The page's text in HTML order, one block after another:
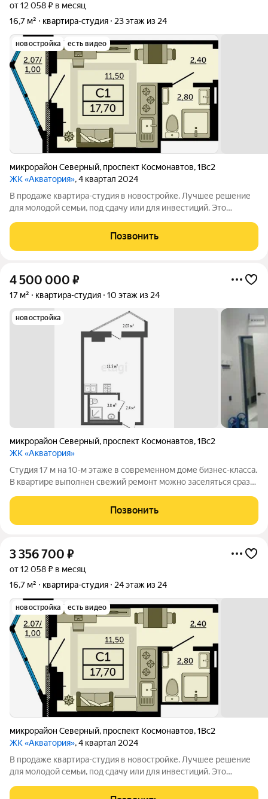
от 12 058 ₽ в месяц
16,7 м²
квартира-студия 23 этаж из 24
новостройка есть видео
микрорайон Северный, проспект Космонавтов,1Вс2
ЖК «Акватория», 4 квартал 2024
В продаже квартира-студия в новостройке. Лучшее решение
для молодой семьи, под сдачу или для инвестиций. Это
функциональное пространство для жизни. Вся площадь будет
использована максимально
Позвонить
4 500 000 ₽
17 м² квартира-студия 10 этаж из 24
новостройка
микрорайон Северный, проспект Космонавтов,1Вс2
ЖК «Акватория»
Студия 17 м на 10-м этаже в современном доме бизнес-класса.
В квартире выполнен свежий ремонт можно заселяться сразу
открывается приятный вид и есть выход к водоёму. Дом
обеспечен круглосуточной
Позвонить
3 356 700 ₽
от 12 058 ₽ в месяц
16,7 м²
квартира-студия 24 этаж из 24
новостройка есть видео
микрорайон Северный, проспект Космонавтов,1Вс2
ЖК «Акватория», 4 квартал 2024
В продаже квартира-студия в новостройке. Лучшее решение
для молодой семьи, под сдачу или для инвестиций. Это
функциональное пространство для жизни. Вся площадь будет